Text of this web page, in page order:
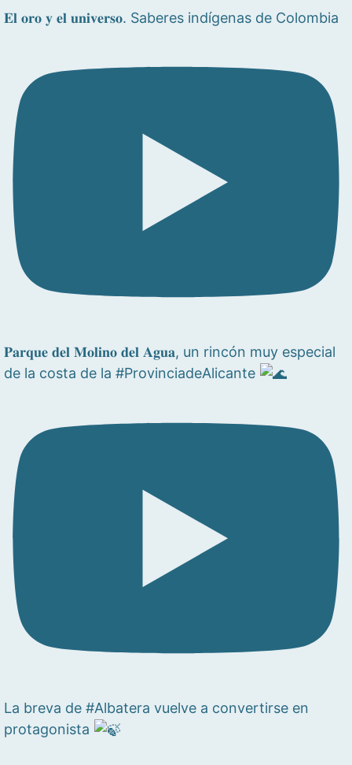
𝐄𝐥 𝐨𝐫𝐨 𝐲 𝐞𝐥 𝐮𝐧𝐢𝐯𝐞𝐫𝐬𝐨. Saberes indígenas de Colombia
𝐏𝐚𝐫𝐪𝐮𝐞 𝐝𝐞𝐥 𝐌𝐨𝐥𝐢𝐧𝐨 𝐝𝐞𝐥 𝐀𝐠𝐮𝐚, un rincón muy especial
de la costa de la #ProvinciadeAlicante
La breva de #Albatera vuelve a convertirse en
protagonista